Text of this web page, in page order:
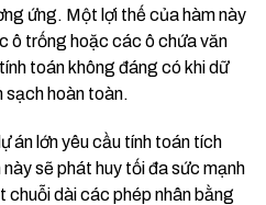
ứng. Một lợi thế của hàm này
ô trống hoặc các ô chứa văn
toán không đáng có khi dữ
sạch hoàn toàn.
án lớn yêu cầu tính toán tích
sẽ phát huy tối đa sức mạnh
chuỗi dài các phép nhân bằng